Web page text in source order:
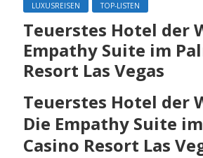
LUXUSREISEN TOP-LISTEN
Teuerstes Hotel der
Empathy Suite im
Resort Las Vegas
Teuerstes Hotel der
Die Empathy Suite
Casino Resort Las